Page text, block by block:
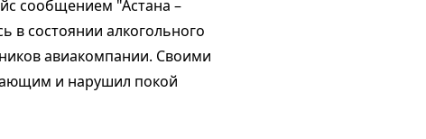
сообщением "Астана –
в состоянии алкогольного
авиакомпании. Своими
и нарушил покой